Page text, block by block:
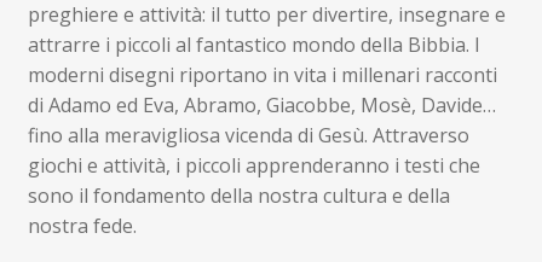
preghiere e attività: il tutto per divertire, insegnare e
attrarre i piccoli al fantastico mondo della Bibbia. I
moderni disegni riportano in vita i millenari racconti
di Adamo ed Eva, Abramo, Giacobbe, Mosè, Davide…
fino alla meravigliosa vicenda di Gesù. Attraverso
giochi e attività, i piccoli apprenderanno i testi che
sono il fondamento della nostra cultura e della
nostra fede.